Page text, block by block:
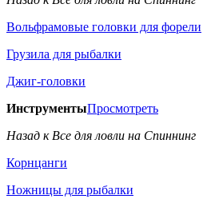
Вольфрамовые головки для форели
Грузила для рыбалки
Джиг-головки
ИнструментыПросмотреть
Назад к Все для ловли на Спиннинг
Корнцанги
Ножницы для рыбалки